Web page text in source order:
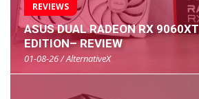
REVIEWS
ASUS DUAL RADEON RX
EDITION– REVIEW
01-08-26 / AlternativeX